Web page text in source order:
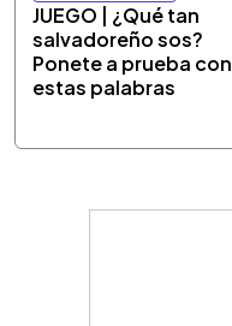
JUEGO | ¿Qué tan
salvadoreño sos?
Ponete a prueba con
estas palabras